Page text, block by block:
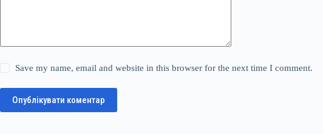
Save my name, email and website in this browser for the next time I comment.
Опублікувати коментар